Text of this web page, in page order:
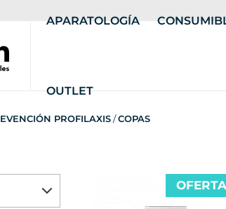
APARATOLOGÍA
OUTLET
PROFILAXIS/COPAS
OFERTA